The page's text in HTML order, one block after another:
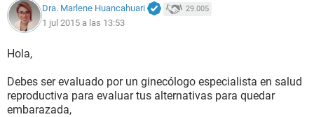
Dra. Marlene Huancahuari 29.005
1 jul 2015 a las 13:53
Hola,
Debes ser evaluado por un ginecólogo especialista en salud
reproductiva para evaluar tus alternativas para quedar
embarazada,